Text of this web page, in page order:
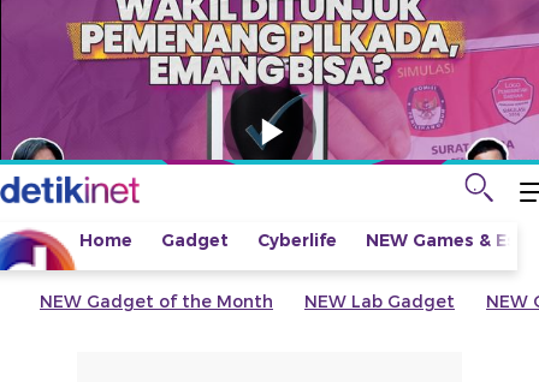
Home Gadget Cyberlife NEW Games &
NEW Gadget of the Month NEW Lab Gadget NEW